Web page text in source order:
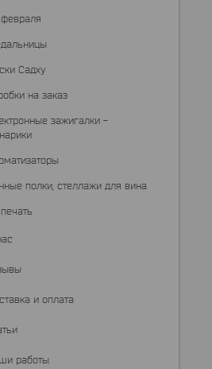
Садху
на заказ
зажигалки -
полки, стеллажи для вина
и оплата
работы